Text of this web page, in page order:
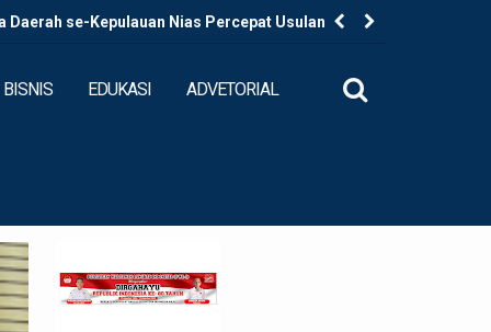
se-Kepulauan Nias Percepat Usulan BKP
BISNIS EDUKASI ADVETORIAL